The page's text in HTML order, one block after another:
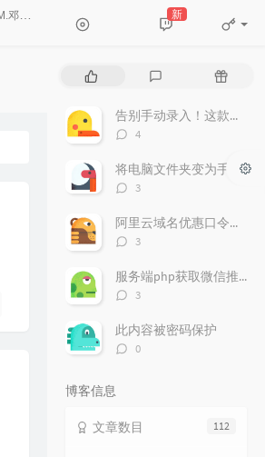
紫棋
G.E.M.邓紫棋
My Love
George Benson
TØm
新
章
评
随
文告别手动录入！这款轻量级“发票助手”让财务效率翻倍
评
数：
4
评
数：
3
阿里云域名优惠口令（2025年）
评
数：
3
服务端php获取微信推送的信息并解密支持所有php版本
评
数：
3
此内容被密码保护
评
0
博客信息
112
文章数目